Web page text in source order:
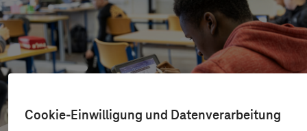
Cookie-Einwilligung und Datenverarbeitung
Mit KI Sprachbarrieren überwinden